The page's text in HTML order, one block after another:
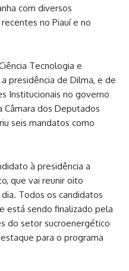
com diversos
no Piauí e no
Tecnologia e
presidência de Dilma, e de
Institucionais no governo
dos Deputados
seis mandatos como
à presidência a
que vai reunir oito
Todos os candidatos
está sendo finalizado pela
do setor sucroenergético
para o programa